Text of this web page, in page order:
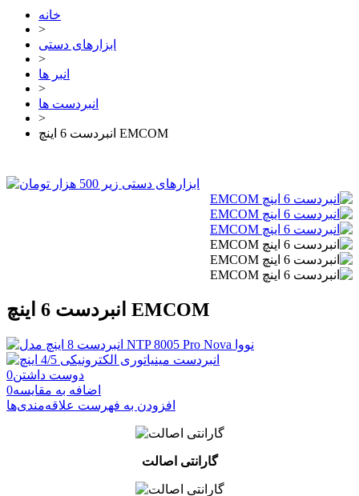
خانه
>
ابزارهای دستی
>
انبر ها
>
انبردست ها
>
انبردست 6 اینچ EMCOM
انبردست 6 اینچ EMCOM
دوست داشتن0
اضافه به مقایسه0
افزودن به فهرست علاقه‌مندی‌ها
گارانتی اصالت